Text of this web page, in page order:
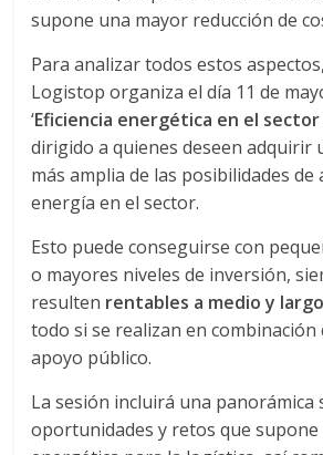
–
T
r
a
n
s
p
supone una mayor reducción de
Para analizar todos estos
Logistop organiza el día 11 de
‘Eficiencia energética en el
dirigido a quienes deseen adquirir
más amplia de las posibilidades de
energía en el sector.
Esto puede conseguirse con
o mayores niveles de inversión,
resulten rentables a medio y
todo si se realizan en combinación
apoyo público.
La sesión incluirá una panorámica
oportunidades y retos que supone